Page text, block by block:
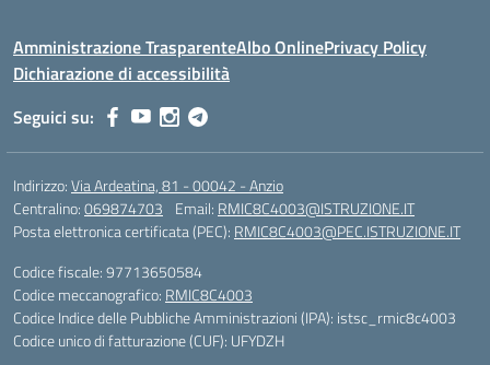
Amministrazione TrasparenteAlbo OnlinePrivacy Policy
Dichiarazione di accessibilità
Seguici su:
Indirizzo:Via Ardeatina, 81 - 00042 - Anzio
Centralino:069874703 Email: RMIC8C4003@ISTRUZIONE.IT
Posta elettronica certificata (PEC): RMIC8C4003@PEC.ISTRUZIONE.IT
Codice fiscale: 97713650584
Codice meccanografico: RMIC8C4003
Codice Indice delle Pubbliche Amministrazioni (IPA): istsc_rmic8c4003
Codice unico di fatturazione (CUF): UFYDZH